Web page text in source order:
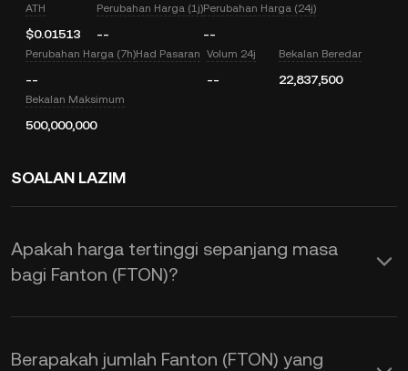
ATH
$0.01513
Perubahan Harga (1j)
--
Perubahan Harga (24j)
--
Perubahan Harga (7h)
--
Had Pasaran Volum 24j
--
Bekalan Beredar
22,837,500
Bekalan Maksimum
500,000,000
SOALAN LAZIM
Apakah harga tertinggi sepanjang masa
bagi Fanton (FTON)?
Berapakah jumlah Fanton (FTON) yang